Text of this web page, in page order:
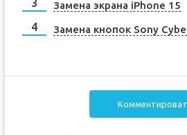
Замена экрана iPhone 15
Замена кнопок Sony